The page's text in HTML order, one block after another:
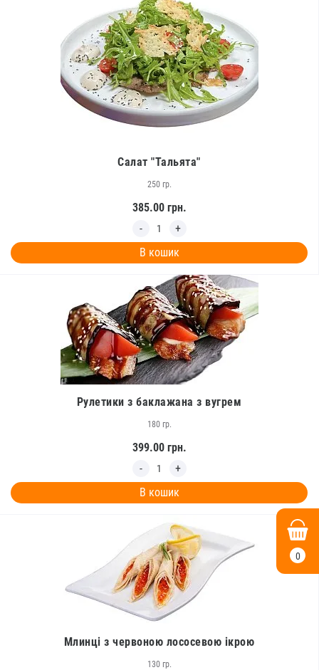
0
Салат "Тальята"
250 гр.
385.00грн.
В кошик
Рулетики з баклажана з вугрем
180 гр.
399.00грн.
В кошик
Млинці з червоною лососевою ікрою
130 гр.